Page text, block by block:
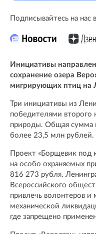
Подписывайтесь на нас в
Инициативы
сохранение озера
мигрирующих птиц на
Три инициативы из
победителями второго
природы. Общая сумма
более 23,5 млн рублей.
Проект «Борщевик под
на особо охраняемых
816 273 рубля.
Всероссийского
привлечь волонтеров
механической
где запрещено